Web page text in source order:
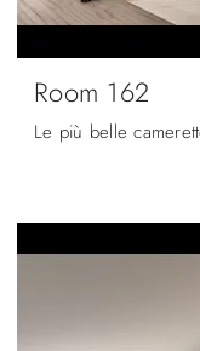
Room 162